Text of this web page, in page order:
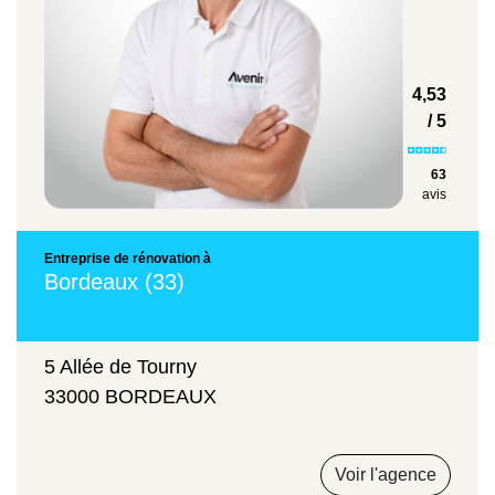
4,53
/ 5
63
avis
Entreprise de rénovation à
Bordeaux (33)
5 Allée de Tourny
33000 BORDEAUX
Voir l'agence